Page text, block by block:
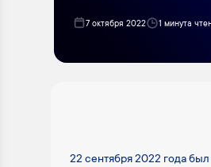
7 октября 2022 1 минута
22 сентября 2022 года